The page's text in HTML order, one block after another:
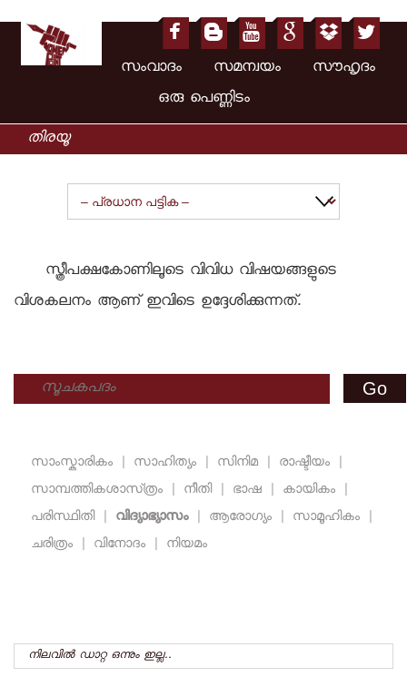
സംവാദം സമന്വയം സൗഹൃദം
ഒരു പെണ്ണിടം
സ്ത്രീപക്ഷകോണിലൂടെ വിവിധ വിഷയങ്ങളുടെ
വിശകലനം ആണ് ഇവിടെ ഉദ്ദേശിക്കുന്നത്.
സാംസ്കാരികം | സാഹിത്യം | സിനിമ | രാഷ്ടീയം |
സാമ്പത്തികശാസ്‌ത്രം | നീതി | ഭാഷ | കായികം |
പരിസ്ഥിതി | വിദ്യാഭ്യാസം | ആരോഗ്യം | സാമൂഹികം |
ചരിത്രം | വിനോദം | നിയമം
നിലവില്‍ ഡാറ്റ ഒന്നും ഇല്ല..